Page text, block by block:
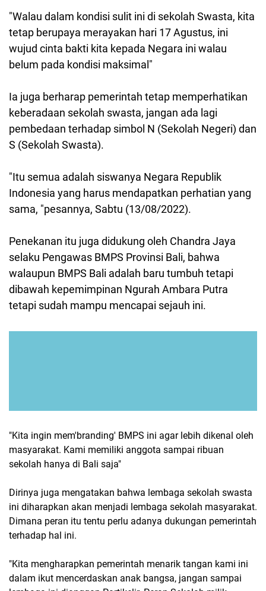
"Walau dalam kondisi sulit ini di sekolah Swasta, kita
tetap berupaya merayakan hari 17 Agustus, ini
wujud cinta bakti kita kepada Negara ini walau
belum pada kondisi maksimal"
Ia juga berharap pemerintah tetap memperhatikan
keberadaan sekolah swasta, jangan ada lagi
pembedaan terhadap simbol N (Sekolah Negeri) dan
S (Sekolah Swasta).
"Itu semua adalah siswanya Negara Republik
Indonesia yang harus mendapatkan perhatian yang
sama, "pesannya, Sabtu (13/08/2022).
Penekanan itu juga didukung oleh Chandra Jaya
selaku Pengawas BMPS Provinsi Bali, bahwa
walaupun BMPS Bali adalah baru tumbuh tetapi
dibawah kepemimpinan Ngurah Ambara Putra
tetapi sudah mampu mencapai sejauh ini.
"Kita ingin mem'branding' BMPS ini agar lebih dikenal oleh
masyarakat. Kami memiliki anggota sampai ribuan
sekolah hanya di Bali saja"
Dirinya juga mengatakan bahwa lembaga sekolah swasta
ini diharapkan akan menjadi lembaga sekolah masyarakat.
Dimana peran itu tentu perlu adanya dukungan pemerintah
terhadap hal ini.
"Kita mengharapkan pemerintah menarik tangan kami ini
dalam ikut mencerdaskan anak bangsa, jangan sampai